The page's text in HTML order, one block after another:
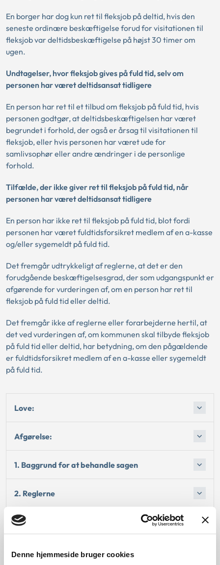
Denne hjemmeside bruger cookies
En borger har dog kun ret til fleksjob på deltid, hvis den
seneste ordinære beskæftigelse forud for visitationen til
fleksjob var deltidsbeskæftigelse på højst 30 timer om
ugen.
Undtagelser, hvor fleksjob gives på fuld tid, selv om
personen har været deltidsansat tidligere
En person har ret til et tilbud om fleksjob på fuld tid, hvis
personen godtgør, at deltidsbeskæftigelsen har været
begrundet i forhold, der også er årsag til visitationen til
fleksjob, eller hvis personen har været ude for
samlivsophør eller andre ændringer i de personlige
forhold.
Tilfælde, der ikke giver ret til fleksjob på fuld tid, når
personen har været deltidsansat tidligere
En person har ikke ret til fleksjob på fuld tid, blot fordi
personen har været fuldtidsforsikret medlem af en a-kasse
og/eller sygemeldt på fuld tid.
Det fremgår udtrykkeligt af reglerne, at det er den
forudgående beskæftigelsesgrad, der som udgangspunkt er
afgørende for vurderingen af, om en person har ret til
fleksjob på fuld tid eller deltid.
Det fremgår ikke af reglerne eller forarbejderne hertil, at
det ved vurderingen af, om kommunen skal tilbyde fleksjob
på fuld tid eller deltid, har betydning, om den pågældende
er fuldtidsforsikret medlem af en a-kasse eller sygemeldt
på fuld tid.
Love:
Afgørelse:
1. Baggrund for at behandle sagen
2. Reglerne
4. Den konkrete afgørelse
Begrundelsen for afgørelsen